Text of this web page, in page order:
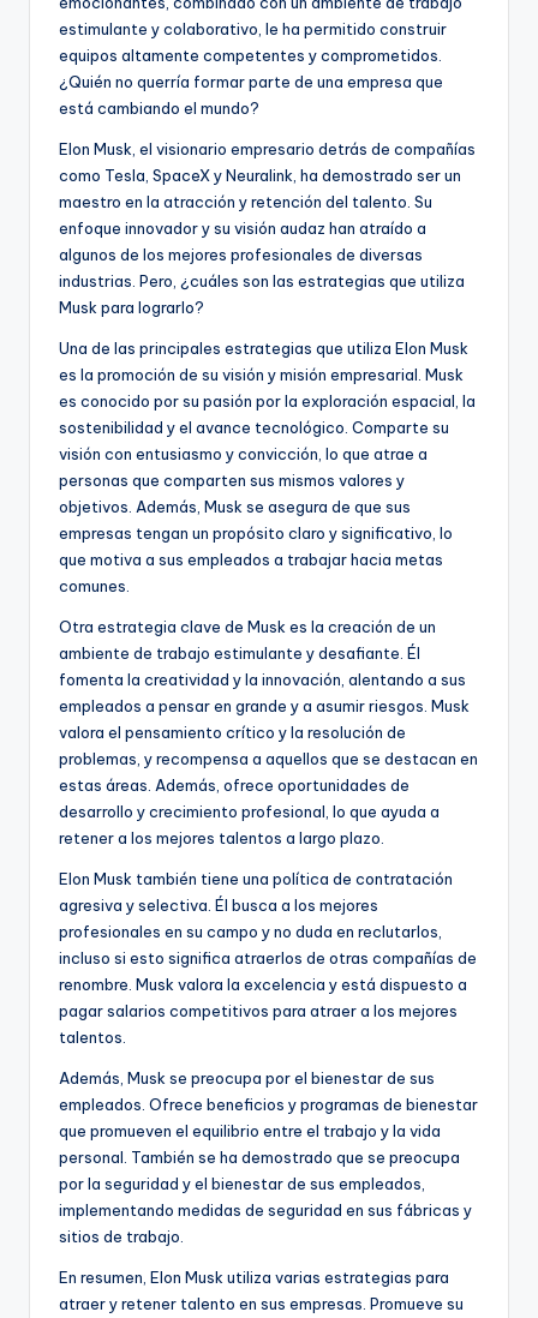
estimulante y colaborativo, le ha permitido construir
equipos altamente competentes y comprometidos.
¿Quién no querría formar parte de una empresa que
está cambiando el mundo?
Elon Musk, el visionario empresario detrás de compañías
como Tesla, SpaceX y Neuralink, ha demostrado ser un
maestro en la atracción y retención del talento. Su
enfoque innovador y su visión audaz han atraído a
algunos de los mejores profesionales de diversas
industrias. Pero, ¿cuáles son las estrategias que utiliza
Musk para lograrlo?
Una de las principales estrategias que utiliza Elon Musk
es la promoción de su visión y misión empresarial. Musk
es conocido por su pasión por la exploración espacial, la
sostenibilidad y el avance tecnológico. Comparte su
visión con entusiasmo y convicción, lo que atrae a
personas que comparten sus mismos valores y
objetivos. Además, Musk se asegura de que sus
empresas tengan un propósito claro y significativo, lo
que motiva a sus empleados a trabajar hacia metas
comunes.
Otra estrategia clave de Musk es la creación de un
ambiente de trabajo estimulante y desafiante. Él
fomenta la creatividad y la innovación, alentando a sus
empleados a pensar en grande y a asumir riesgos. Musk
valora el pensamiento crítico y la resolución de
problemas, y recompensa a aquellos que se destacan en
estas áreas. Además, ofrece oportunidades de
desarrollo y crecimiento profesional, lo que ayuda a
retener a los mejores talentos a largo plazo.
Elon Musk también tiene una política de contratación
agresiva y selectiva. Él busca a los mejores
profesionales en su campo y no duda en reclutarlos,
incluso si esto significa atraerlos de otras compañías de
renombre. Musk valora la excelencia y está dispuesto a
pagar salarios competitivos para atraer a los mejores
talentos.
Además, Musk se preocupa por el bienestar de sus
empleados. Ofrece beneficios y programas de bienestar
que promueven el equilibrio entre el trabajo y la vida
personal. También se ha demostrado que se preocupa
por la seguridad y el bienestar de sus empleados,
implementando medidas de seguridad en sus fábricas y
sitios de trabajo.
En resumen, Elon Musk utiliza varias estrategias para
atraer y retener talento en sus empresas. Promueve su